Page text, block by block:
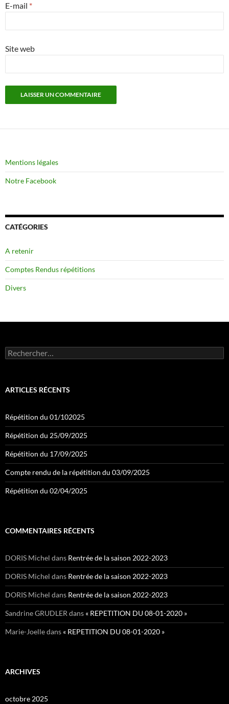
E-mail *
Site web
Mentions légales
Notre Facebook
CATÉGORIES
A retenir
Comptes Rendus répétitions
Divers
Rechercher :
ARTICLES RÉCENTS
Répétition du 01/102025
Répétition du 25/09/2025
Répétition du 17/09/2025
Compte rendu de la répétition du 03/09/2025
Répétition du 02/04/2025
COMMENTAIRES RÉCENTS
DORIS Michel dans Rentrée de la saison 2022-2023
DORIS Michel dans Rentrée de la saison 2022-2023
DORIS Michel dans Rentrée de la saison 2022-2023
Sandrine GRUDLER dans « REPETITION DU 08-01-2020 »
Marie-Joelledans « REPETITION DU 08-01-2020 »
ARCHIVES
octobre 2025